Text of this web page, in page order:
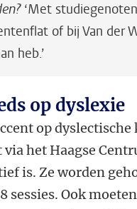
‘Met
of bij Van der
heb.’
op dyslexie
op
het Haagse
is. Ze worden
sessies. Ook